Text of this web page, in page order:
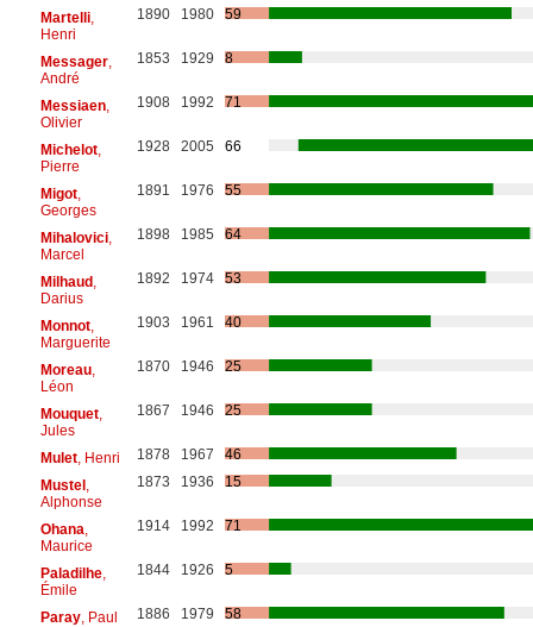
Martelli,
Henri
1890 1980 59
Messager,
André
1853 1929 8
Messiaen,
Olivier
1908 1992 71
Michelot,
Pierre
1928 2005 66
Migot,
Georges
1891 1976 55
Mihalovici,
Marcel
1898 1985 64
Milhaud,
Darius
1892 1974 53
Monnot,
Marguerite
1903 1961 40
Moreau,
Léon
1870 1946 25
Mouquet,
Jules
1867 1946 25
Mulet, Henri 1878 1967
46
Mustel,
Alphonse
1873 1936 15
Ohana
Maurice
1914 1992 71
Paladilhe,
Émile
1844 1926 5
Paray, Paul 1886 1979
58